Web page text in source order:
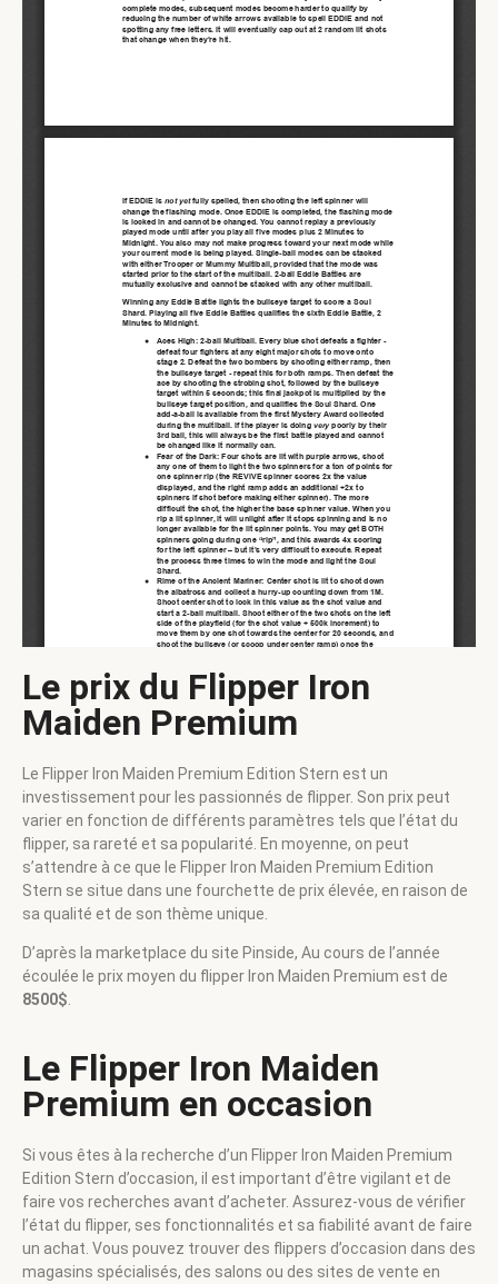
Le prix du Flipper Iron
Maiden Premium
Le Flipper Iron Maiden Premium Edition Stern est un
investissement pour les passionnés de flipper. Son prix peut
varier en fonction de différents paramètres tels que l’état du
flipper, sa rareté et sa popularité. En moyenne, on peut
s’attendre à ce que le Flipper Iron Maiden Premium Edition
Stern se situe dans une fourchette de prix élevée, en raison de
sa qualité et de son thème unique.
D’après la marketplace du site Pinside, Au cours de l’année
écoulée le prix moyen du flipper Iron Maiden Premium est de
8500$.
Le Flipper Iron Maiden
Premium en occasion
Si vous êtes à la recherche d’un Flipper Iron Maiden Premium
Edition Stern d’occasion, il est important d’être vigilant et de
faire vos recherches avant d’acheter. Assurez-vous de vérifier
l’état du flipper, ses fonctionnalités et sa fiabilité avant de faire
un achat. Vous pouvez trouver des flippers d’occasion dans des
magasins spécialisés, des salons ou des sites de vente en